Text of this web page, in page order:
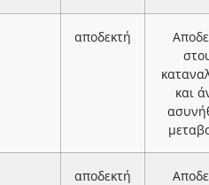
αποδεκτή
και
αποδεκτή